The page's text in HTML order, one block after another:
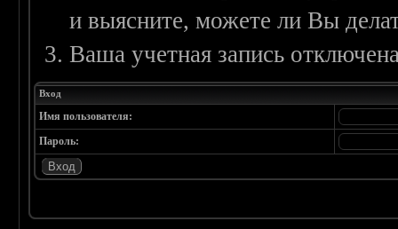
и выясните, можете ли Вы
Ваша учетная запись
Вход
Имя пользователя:
Пароль: